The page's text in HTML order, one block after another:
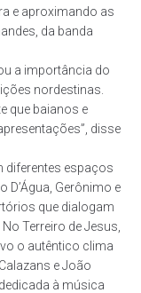
e aproximando as
da banda
a importância do
nordestinas.
que baianos e
disse
diferentes espaços
D’Água, Gerônimo e
que dialogam
Terreiro de Jesus,
o autêntico clima
e João
à música